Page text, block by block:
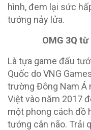
hình, đem lại sức
tướng nảy lửa.
OMG 3Q
Là tựa game đấu
Quốc do VNG
trường Đông Nam Á
Việt vào năm 2017
một phong cách đồ
tướng cân não. Trải